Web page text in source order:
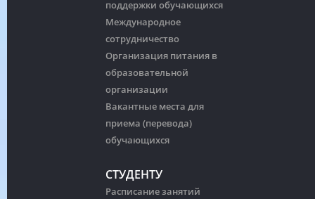
поддержки обучающихся
Международное
сотрудничество
Организация питания в
образовательной
организации
Вакантные места для
приема (перевода)
обучающихся
СТУДЕНТУ
Расписание занятий